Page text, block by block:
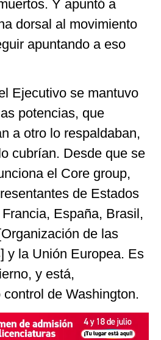
Y apuntó a
dorsal al movimiento
apuntando a eso
Ejecutivo se mantuvo
potencias, que
a otro lo respaldaban,
cubrían. Desde que se
el Core group,
de Estados
España, Brasil,
de las
y la Unión Europea. Es
y está,
de Washington.